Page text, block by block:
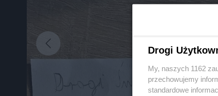
Drogi
My, naszych 1162
przechowujemy
standardowe